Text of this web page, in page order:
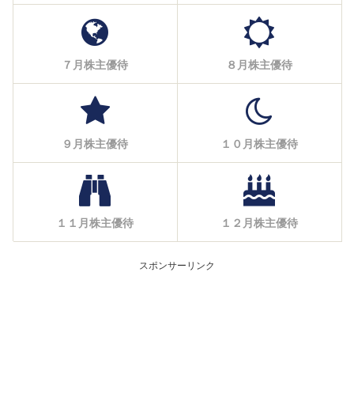
７月株主優待 ８月株主優待
９月株主優待 １０月株主優待
１１月株主優待 １２月株主優待
スポンサーリンク